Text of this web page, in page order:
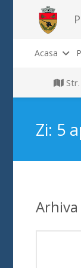
Acasa
Zi: 5